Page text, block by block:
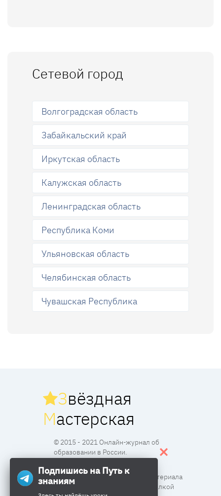
Сетевой город
Волгоградская область
Забайкальский край
Иркутская область
Калужская область
Ленинградская область
Республика Коми
Ульяновская область
Челябинская область
Чувашская Республика
Звёздная
Мастерская
© 2015 - 2021 Онлайн-журнал об
образовании в России.
Все права защищены. Перпечатка материала
разрешена с согласия редакции и ссылкой
Подпишись на Путь к
знаниям